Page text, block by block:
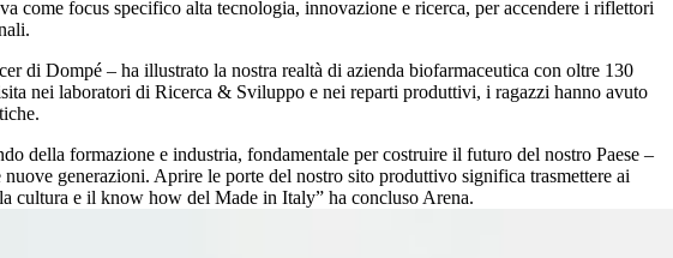
come focus specifico alta tecnologia, innovazione e ricerca, per accendere i riflettori
di Dompé – ha illustrato la nostra realtà di azienda biofarmaceutica con oltre 130
nei laboratori di Ricerca & Sviluppo e nei reparti produttivi, i ragazzi hanno avuto
della formazione e industria, fondamentale per costruire il futuro del nostro Paese –
generazioni. Aprire le porte del nostro sito produttivo significa trasmettere ai
cultura e il know how del Made in Italy” ha concluso Arena.